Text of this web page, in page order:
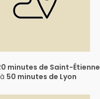
minutes de Saint-Étienne
50 minutes de Lyon